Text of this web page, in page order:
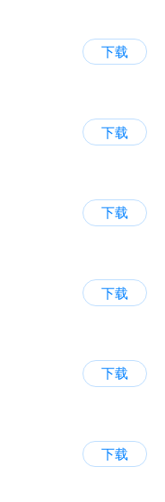
下载
下载
下载
下载
下载
下载